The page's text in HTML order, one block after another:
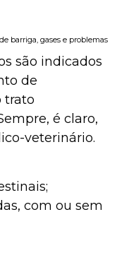
barriga, gases e problemas
são indicados
de
trato
é claro,
veterinário.
com ou sem